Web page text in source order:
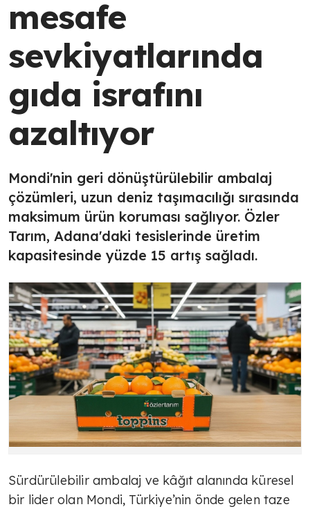
mesafe
sevkiyatlarında
gıda israfını
azaltıyor
Mondi'nin geri dönüştürülebilir ambalaj
çözümleri, uzun deniz taşımacılığı sırasında
maksimum ürün koruması sağlıyor. Özler
Tarım, Adana'daki tesislerinde üretim
kapasitesinde yüzde 15 artış sağladı.
Sürdürülebilir ambalaj ve kâğıt alanında küresel
bir lider olan Mondi, Türkiye’nin önde gelen taze